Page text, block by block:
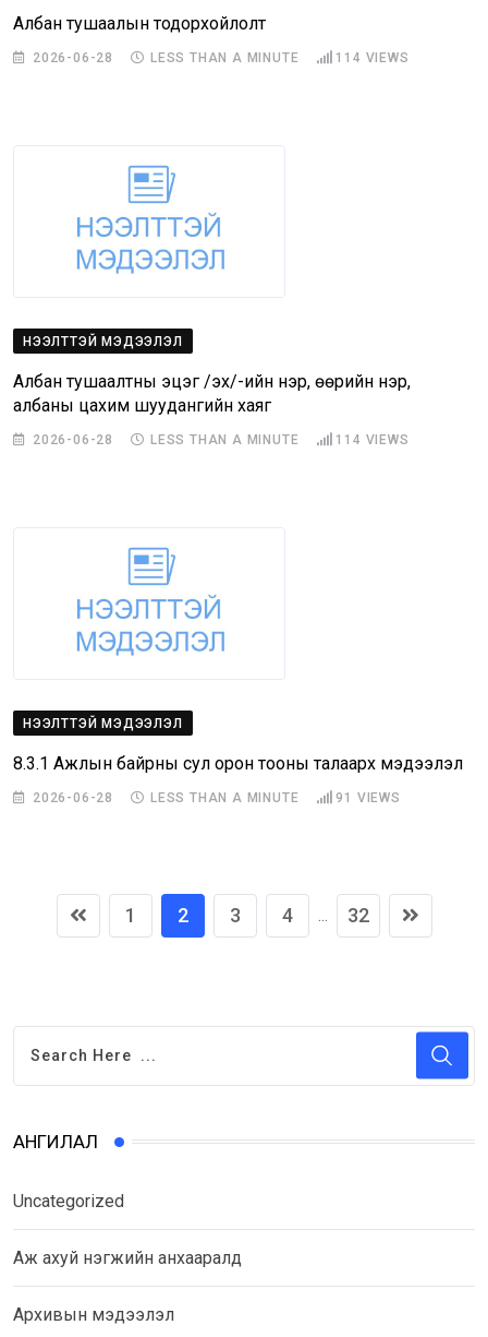
Албан тушаалын тодорхойлолт
2026-06-28 LESS THAN A MINUTE 114 VIEWS
НЭЭЛТТЭЙ МЭДЭЭЛЭЛ
Албан тушаалтны эцэг /эх/-ийн нэр, өөрийн нэр,
албаны цахим шуудангийн хаяг
2026-06-28 LESS THAN A MINUTE 114 VIEWS
НЭЭЛТТЭЙ МЭДЭЭЛЭЛ
8.3.1 Ажлын байрны сул орон тооны талаарх мэдээлэл
2026-06-28 LESS THAN A MINUTE 91 VIEWS
1 2 3 4 32
АНГИЛАЛ
Uncategorized
Аж ахуй нэгжийн анхааралд
Архивын мэдээлэл